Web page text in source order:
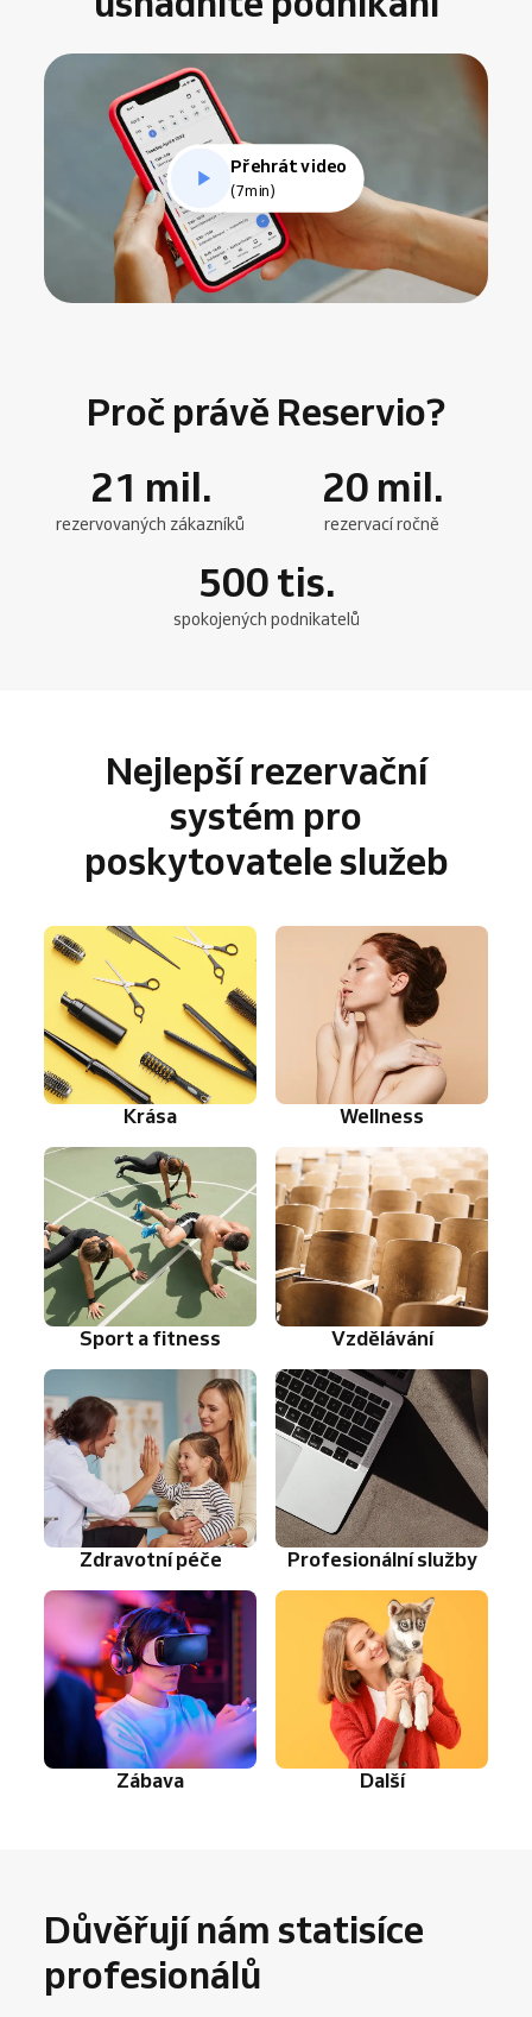
Přehrát video
(7min)
Proč právě Reservio?
21 mil.
rezervovaných zákazníků
20 mil.
rezervací ročně
500tis.
spokojených podnikatelů
Nejlepší rezervační
systém pro
poskytovatele služeb
Krása Wellness
Sport a fitness Vzdělávání
Zdravotní péče Profesionální služby
Zábava Další
Důvěřují nám statisíce
profesionálů